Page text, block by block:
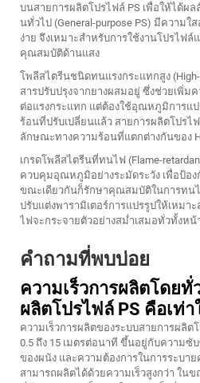
บนสายการผลิตโปรไฟล์ PS เพื่อให้ได้ผ
นทั่วไป (General-purpose PS) มีความใ
ง่าย จึงเหมาะสำหรับการใช้งานโปรไฟล์
คุณสมบัติด้านแสง
โพลีสไตรีนชนิดทนแรงกระแทกสูง (High-
สารปรับปรุงจากยางผสมอยู่ ซึ่งช่วยเพิ่ม
ต่อแรงกระแทก แต่ต้องใช้อุณหภูมิการแ
ร้อนที่ปรับเปลี่ยนแล้ว สายการผลิตโปรไ
ลักษณะทางความร้อนที่แตกต่างกันของ
เกรดโพลีสไตรีนที่ทนไฟ (Flame-
ควบคุมอุณหภูมิอย่างระมัดระวัง เพื่อป้อ
ขณะเดียวกันก็รักษาคุณสมบัติในการทนไ
ปรับแต่งพารามิเตอร์การแปรรูปให้เหม
ไฟจะกระจายตัวอย่างสม่ำเสมอทั่วทั้งหน้
คำถามที่พบบ่อย
ความเร็วการผลิตโดยทั่
ผลิตโปรไฟล์ PS คือเท่า
ความเร็วการผลิตของระบบสายการผลิต
0.5 ถึง 15 เมตรต่อนาที ขึ้นอยู่กับความ
ของผนัง และความต้องการในการระบา
สามารถผลิตได้ด้วยความเร็วสูงกว่า ใ